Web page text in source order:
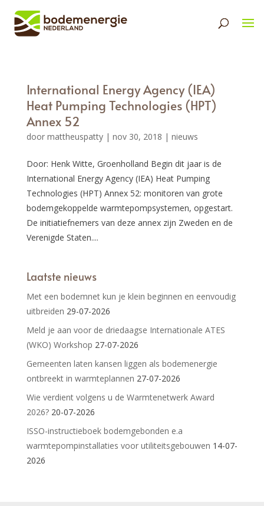
International Energy Agency (IEA)
Heat Pumping Technologies (HPT)
Annex 52
door mattheuspatty| nov 30, 2018 | nieuws
Door: Henk Witte, Groenholland Begin dit jaar is de
International Energy Agency (IEA) Heat Pumping
Technologies (HPT) Annex 52: monitoren van grote
bodemgekoppelde warmtepompsystemen, opgestart.
De initiatiefnemers van deze annex zijn Zweden en de
Verenigde Staten....
Laatste nieuws
Met een bodemnet kun je klein beginnen en eenvoudig
uitbreiden 29-07-2026
Meld je aan voor de driedaagse Internationale ATES
(WKO) Workshop 27-07-2026
Gemeenten laten kansen liggen als bodemenergie
ontbreekt in warmteplannen 27-07-2026
Wie verdient volgens u de Warmtenetwerk Award
2026? 20-07-2026
ISSO-instructieboek bodemgebonden e.a
warmtepompinstallaties voor utiliteitsgebouwen 14-07-
2026